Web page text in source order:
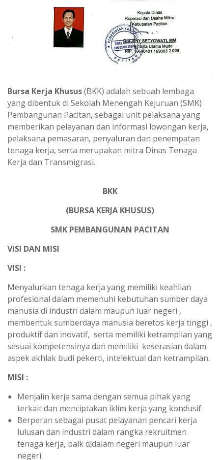
Bursa Kerja Khusus(BKK) adalah sebuah lembaga
yang dibentuk di Sekolah Menengah Kejuruan (SMK)
Pembangunan Pacitan, sebagai unit pelaksana yang
memberikan pelayanan dan informasi lowongan kerja,
pelaksana pemasaran, penyaluran dan penempatan
tenaga kerja, serta merupakan mitra Dinas Tenaga
Kerja dan Transmigrasi.
BKK
(BURSA KERJA KHUSUS)
SMK PEMBANGUNAN PACITAN
VISI DAN MISI
VISI :
Menyalurkan tenaga kerja yang memiliki keahlian
profesional dalam memenuhi kebutuhan sumber daya
manusia di industri dalam maupun luar negeri ,
membentuk sumberdaya manusia beretos kerja tinggi ,
produktif dan inovatif, serta memiliki ketrampilan yang
sesuai kompetensinya dan memiliki keserasian dalam
aspek akhlak budi pekerti, intelektual dan ketrampilan.
MISI :
Menjalin kerja sama dengan semua pihak yang
terkait dan menciptakan iklim kerja yang kondusif.
Berperan sebagai pusat pelayanan pencari kerja
lulusan dan industri dalam rangka rekruitmen
tenaga kerja, baik didalam negeri maupun luar
negeri.